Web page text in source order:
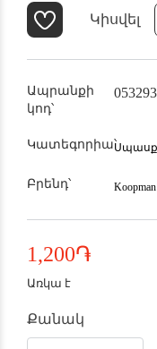
Կիսվել
Ապրանքի
կոդ՝
Կատեգորիա՝
Բրենդ՝ Koopman
1,200֏
Առկա է
Քանակ